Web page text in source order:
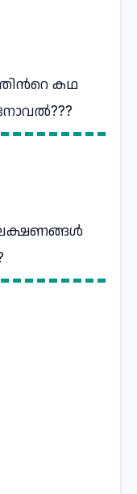
കഥ
ലക്ഷണങ്ങൾ